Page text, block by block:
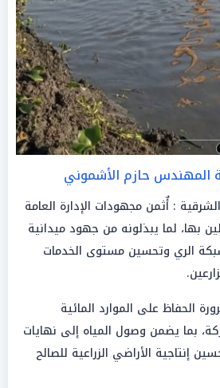
المهندس حازم الأشموني
: أٌثمن مجهودات الإدارة العامة
بها، لما يبذلونه من جهود ميدانية
الري وتحسين مستوى الخدمات
الحفاظ على الموارد المائية
بما يضمن وصول المياه إلى نهايات
إنتاجية الأراضي الزراعية للصالح